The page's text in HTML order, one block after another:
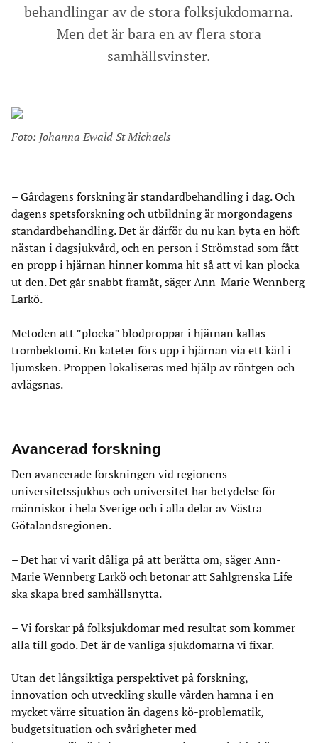
behandlingar av de stora folksjukdomarna.
Men det är bara en av flera stora
samhällsvinster.
Foto: Johanna Ewald St Michaels
– Gårdagens forskning är standardbehandling i dag. Och
dagens spetsforskning och utbildning är morgondagens
standardbehandling. Det är därför du nu kan byta en höft
nästan i dagsjukvård, och en person i Strömstad som fått
en propp i hjärnan hinner komma hit så att vi kan plocka
ut den. Det går snabbt framåt, säger Ann-Marie Wennberg
Larkö.
Metoden att ”plocka” blodproppar i hjärnan kallas
trombektomi. En kateter förs upp i hjärnan via ett kärl i
ljumsken. Proppen lokaliseras med hjälp av röntgen och
avlägsnas.
Avancerad forskning
Den avancerade forskningen vid regionens
universitetssjukhus och universitet har betydelse för
människor i hela Sverige och i alla delar av Västra
Götalandsregionen.
– Det har vi varit dåliga på att berätta om, säger Ann-
Marie Wennberg Larkö och betonar att Sahlgrenska Life
ska skapa bred samhällsnytta.
– Vi forskar på folksjukdomar med resultat som kommer
alla till godo. Det är de vanliga sjukdomarna vi fixar.
Utan det långsiktiga perspektivet på forskning,
innovation och utveckling skulle vården hamna i en
mycket värre situation än dagens kö-problematik,
budgetsituation och svårigheter med